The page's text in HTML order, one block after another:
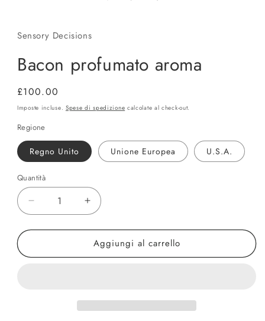
Sensory Decisions
Bacon profumato aroma
Prezzo
di
£100.00
Imposte incluse. Spese di spedizione calcolate al check-out.
Regione
Regno Unito Unione Europea U.S.A.
Quantità
Quantità
Diminuisci
quantità
per
profumato
Aumenta
quantità
per
Bacon
profumato
Aggiungi al carrello